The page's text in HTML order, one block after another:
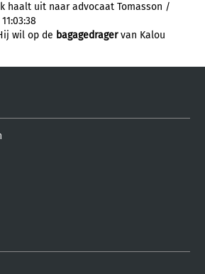
haalt uit naar advocaat Tomasson /
wil op de bagagedragervan Kalou